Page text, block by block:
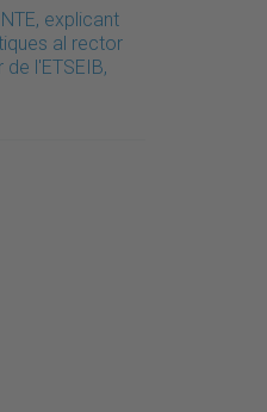
explicant
al rector
l'ETSEIB,